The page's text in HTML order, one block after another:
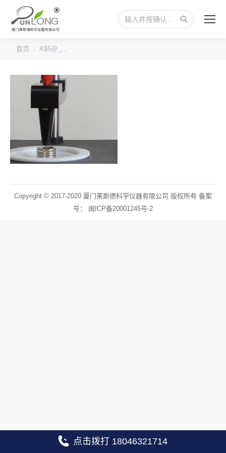
搜
索：
您的位置：
首页 A$5@_…
Copyright © 2017-2020 厦门莱斯德科学仪器有限公司 版权所有 备案
号： 闽ICP备20001245号-2
点击拨打 18046321714